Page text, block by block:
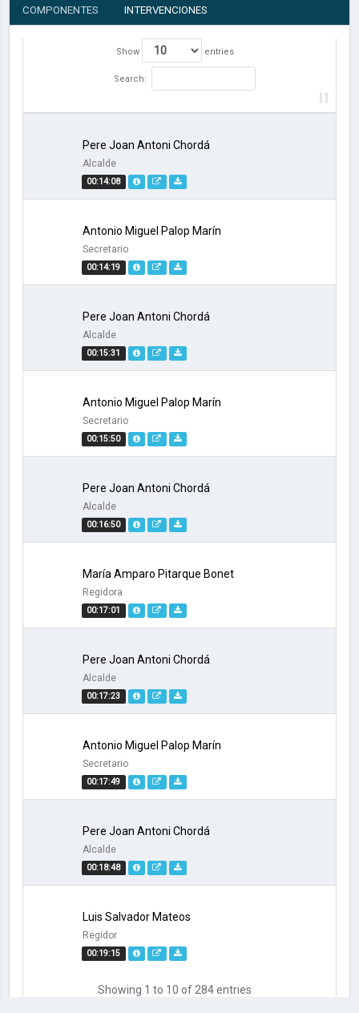
COMPONENTES INTERVENCIONES
Show entries
Search:
00:14:08
Pere Joan Antoni Chordá
Alcalde
00:14:19
Antonio Miguel Palop Marín
Secretario
00:15:31
Pere Joan Antoni Chordá
Alcalde
00:15:50
Antonio Miguel Palop Marín
Secretario
00:16:50
Pere Joan Antoni Chordá
Alcalde
00:17:01
María Amparo Pitarque Bonet
Regidora
00:17:23
Pere Joan Antoni Chordá
Alcalde
00:17:49
Antonio Miguel Palop Marín
Secretario
00:18:48
Pere Joan Antoni Chordá
Alcalde
00:19:15
Luis Salvador Mateos
Regidor
Showing 1 to 10 of 284 entries